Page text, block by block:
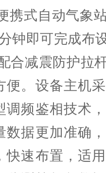
式自动气象站
钟即可完成布
合减震防护拉
便。设备主机
调频鉴相技术
数据更加准确
快速布置，适